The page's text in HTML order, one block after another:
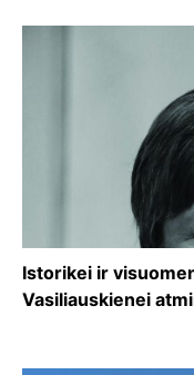
Istorikei ir
Vasiliauskienei